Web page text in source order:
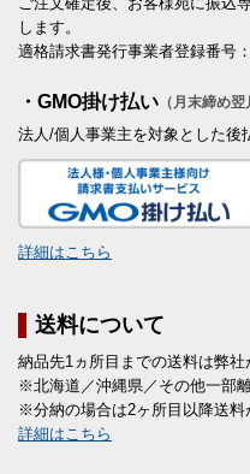
します。
適格請求書発行事業者登録番号
・GMO掛け払い （月末締め
法人/個人事業主を対象とした後
詳細はこちら
送料について
納品先1ヵ所目までの送料は弊
※北海道／沖縄県／その他一部離
※分納の場合は2ヶ所目以降送料
詳細はこちら